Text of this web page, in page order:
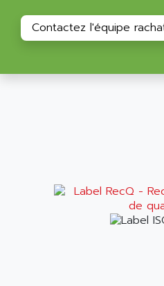
Contactez l'équipe